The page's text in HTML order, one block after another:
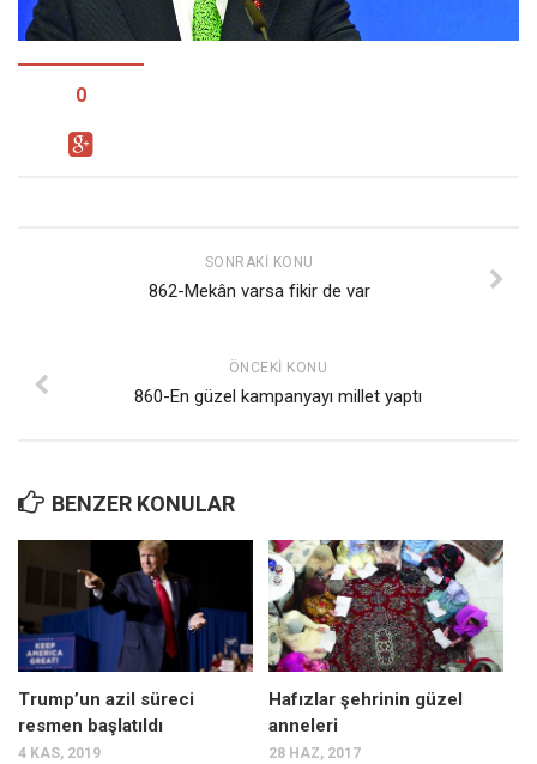
Facebook
Editörden
Yvonne Ridley
Leyla Şerif Emin
Selçuk Türkyılmaz
Mehmet Ali Tekin
Abir E. Nahas
Amina S. Jenenkovic
Bağdagül Öz
Esra Elönü
0
SONRAKI KONU
862-Mekân varsa fikir de var
ÖNCEKI KONU
860-En güzel kampanyayı millet yaptı
BENZER KONULAR
Trump’un azil süreci
resmen başlatıldı
4 KAS, 2019
Hafızlar şehrinin güzel
anneleri
28 HAZ, 2017